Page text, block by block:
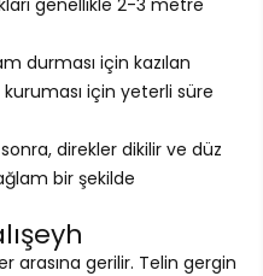
durması için kazılan
için yeterli süre
direkler dikilir ve düz
bir şekilde
arasına gerilir. Telin gergin